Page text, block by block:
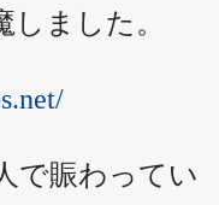
ました。
で賑わってい